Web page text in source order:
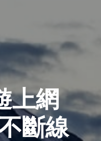
上網
斷線